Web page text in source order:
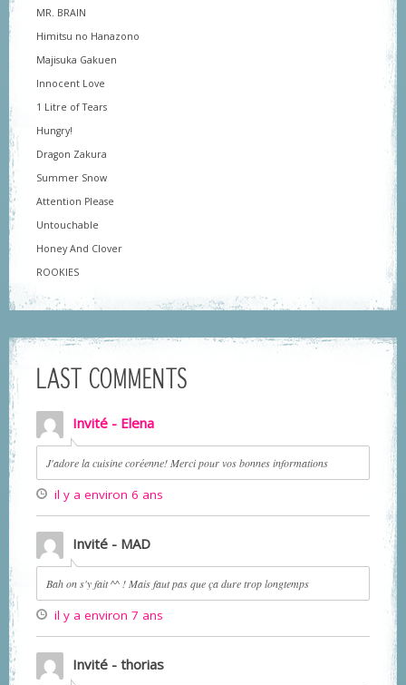
MR. BRAIN
Himitsu no Hanazono
Majisuka Gakuen
Innocent Love
1 Litre of Tears
Hungry!
Dragon Zakura
Summer Snow
Attention Please
Untouchable
Honey And Clover
ROOKIES
LAST COMMENTS
Invité - Elena
J'adore la cuisine coréenne! Merci pour vos bonnes informations
il y a environ 6 ans
Invité - MAD
Bah on s'y fait ^^ ! Mais faut pas que ça dure trop longtemps
il y a environ 7 ans
Invité - thorias